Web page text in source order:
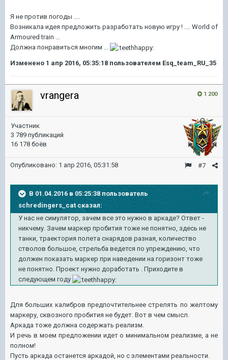
Я не против погоды ....
Возникала идея предложить разработать новую игру ! .... World of
Armoured train ...
Должна понравиться многим ...
Изменено 1 апр 2016, 05:35:18 пользователем Esq_team_RU_35
1 200
vrangera
Участник
3 789 публикаций
16 178 боёв
#7
Опубликовано: 1 апр 2016, 05:31:58
В 01.04.2016 в 05:25:38 пользователь
schredingers_cat сказал:
У нас не симулятор, зачем все это нужно в аркаде? Ответ -
никчему. Зачем маркер пробития тоже не понятно, здесь не
танки, траектория полета снарядов разная, количество
стволов большое, стрельба ведется по упреждению, что
должен показать маркер при наведении на горизонт тоже
не понятно. Проект нужно доработать . Приходите в
следующем году
Для больших калибров предпочтительнее стрелять по желтому
маркеру, сквозного пробития не будет. Вот в чем смысл.
Аркада тоже должна содержать реализм.
И речь в моем предложении идет о минимальном реализме, а не
полном!
Пусть аркада останется аркадой, но с элементами реальности.